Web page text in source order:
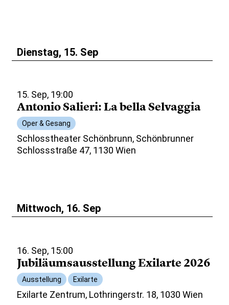
Dienstag, 15. Sep
15. Sep, 19:00
Antonio Salieri: La bella Selvaggia
Oper & Gesang
Schlosstheater Schönbrunn, Schönbrunner
Schlossstraße 47, 1130 Wien
Mittwoch, 16. Sep
16. Sep, 15:00
Jubiläumsausstellung Exilarte 2026
Ausstellung Exilarte
Exilarte Zentrum, Lothringerstr. 18, 1030 Wien